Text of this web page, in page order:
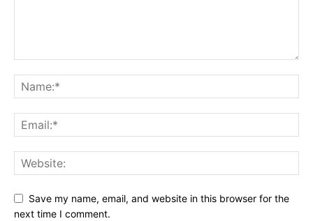
Save my name, email, and website in this browser for the
next time I comment.